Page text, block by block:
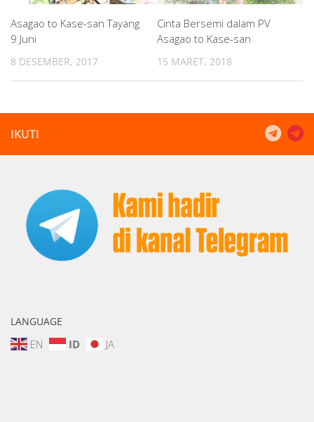
Asagao to Kase-san Tayang
9 Juni
8 DESEMBER, 2017
Cinta Bersemi dalam PV
Asagao to Kase-san
15 MARET, 2018
IKUTI
LANGUAGE
EN ID JA